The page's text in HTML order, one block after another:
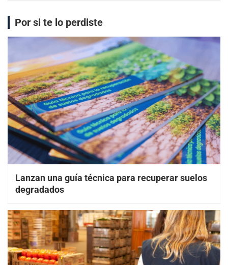
Por si te lo perdiste
Lanzan una guía técnica para recuperar suelos
degradados